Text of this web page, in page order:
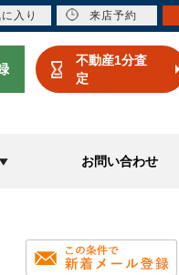
不動産1分査
定
お問い合わせ
入り 来店予約